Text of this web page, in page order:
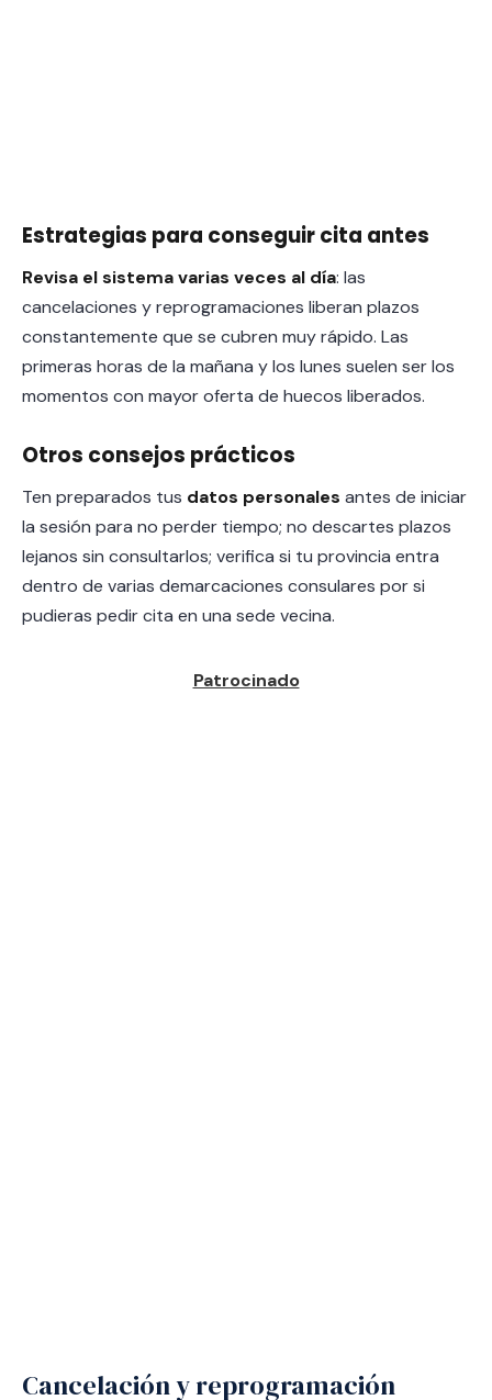
Estrategias para conseguir cita antes
Revisa el sistema varias veces al día: las
cancelaciones y reprogramaciones liberan plazos
constantemente que se cubren muy rápido. Las
primeras horas de la mañana y los lunes suelen ser los
momentos con mayor oferta de huecos liberados.
Otros consejos prácticos
Ten preparados tus datos personales antes de iniciar
la sesión para no perder tiempo; no descartes plazos
lejanos sin consultarlos; verifica si tu provincia entra
dentro de varias demarcaciones consulares por si
pudieras pedir cita en una sede vecina.
Cancelación y reprogramación